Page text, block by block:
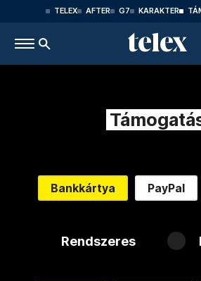
TELEX AFTER G7 KARAKTER
Bankkártya PayPal
Rendszeres